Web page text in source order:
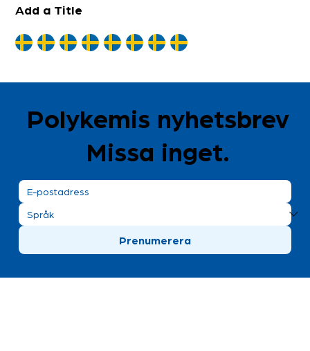
Add a Title
Polykemis nyhetsbrev
Missa inget.
Prenumerera